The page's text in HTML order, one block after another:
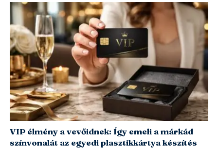
VIP élmény a vevőidnek: Így emeli a márkád
színvonalát az egyedi plasztikkártya készítés